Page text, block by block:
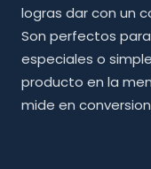
logras dar con un
Son perfectos
especiales o
producto en la
mide en